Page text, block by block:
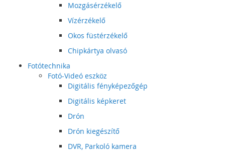
Mozgásérzékelő
Vízérzékelő
Okos füstérzékelő
Chipkártya olvasó
Fotótechnika
Fotó-Videó eszköz
Digitális fényképezőgép
Digitális képkeret
Drón
Drón kiegészítő
DVR, Parkoló kamera